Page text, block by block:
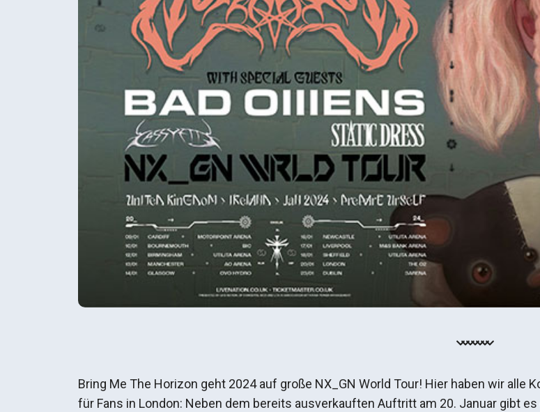
Bring Me The Horizon geht 2024 auf große NX_GN World Tour! Hier haben wir
für Fans in London: Neben dem bereits ausverkauften Auftritt am 20. Januar gibt